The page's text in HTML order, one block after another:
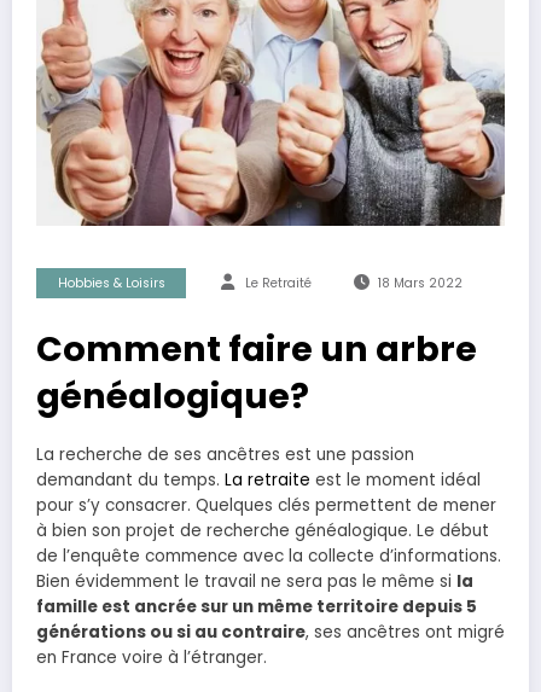
Hobbies & Loisirs Le Retraité 18 Mars 2022
Comment faire un arbre
généalogique?
La recherche de ses ancêtres est une passion
demandant du temps. La retraite est le moment idéal
pour s’y consacrer. Quelques clés permettent de mener
à bien son projet de recherche généalogique. Le début
de l’enquête commence avec la collecte d’informations.
Bien évidemment le travail ne sera pas le même si la
famille est ancrée sur un même territoire depuis 5
générations ou si au contraire, ses ancêtres ont migré
en France voire à l’étranger.